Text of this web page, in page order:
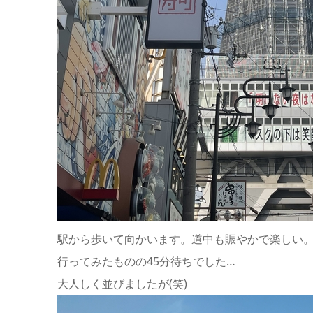
駅から歩いて向かいます。道中も賑やかで楽しい
行ってみたものの45分待ちでした…
大人しく並びましたが(笑)